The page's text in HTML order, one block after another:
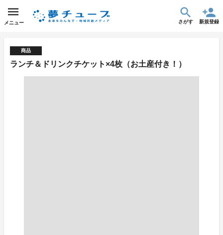
メニュー さがす 新規登録
商品
ランチ＆ドリンクチケット×4枚（お土産付き！）